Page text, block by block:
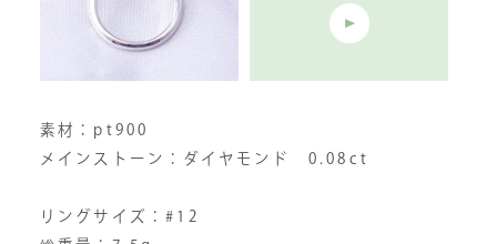
素材：pt900
メインストーン：ダイヤモンド 0.08ct
リングサイズ：#12